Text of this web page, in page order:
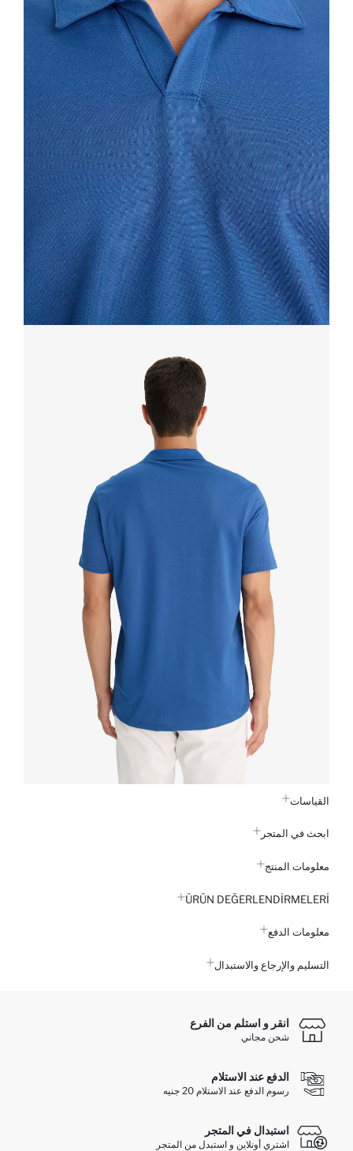
القياسات
ابحث في المتجر
معلومات المنتج
ÜRÜN DEĞERLENDİRMELERİ
معلومات الدفع
التسليم والإرجاع والاستبدال
انقر و استلم من الفرع
شحن مجاني
الدفع عند الاستلام
رسوم الدفع عند الاستلام 20 جنيه
استبدال في المتجر
اشتري أونلاين و استبدل من المتجر